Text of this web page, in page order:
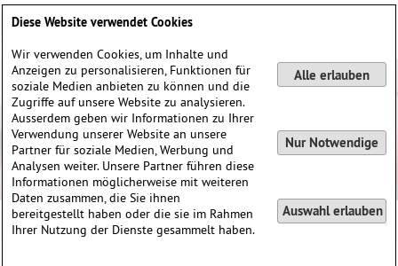
Diese Website verwendet Cookies
Wir verwenden Cookies, um Inhalte und
Anzeigen zu personalisieren, Funktionen für
soziale Medien anbieten zu können und die
Zugriffe auf unsere Website zu analysieren.
Ausserdem geben wir Informationen zu Ihrer
Verwendung unserer Website an unsere
Partner für soziale Medien, Werbung und
Analysen weiter. Unsere Partner führen diese
Informationen möglicherweise mit weiteren
Daten zusammen, die Sie ihnen
bereitgestellt haben oder die sie im Rahmen
Ihrer Nutzung der Dienste gesammelt haben.
Alle erlauben
Nur Notwendige
Auswahl erlauben